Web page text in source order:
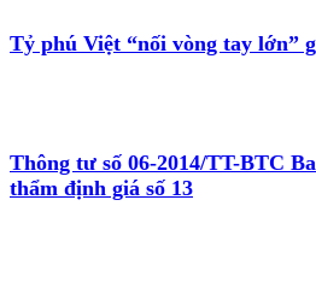
Tỷ phú Việt “nối vòng tay lớn”
Thông tư số 06-2014/TT-BTC
thẩm định giá số 13